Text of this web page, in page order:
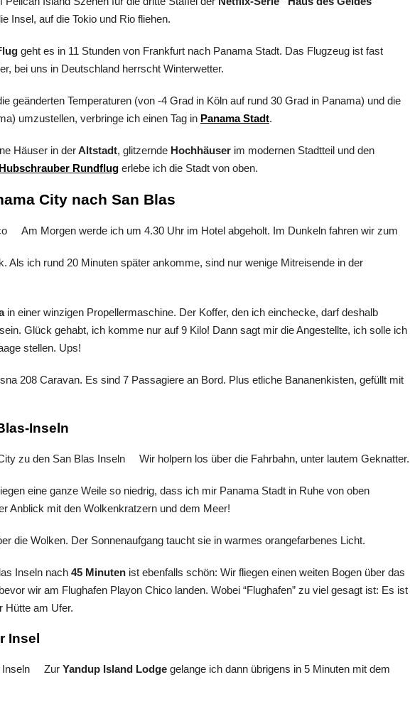
Insel, auf die Tokio und Rio fliehen.
geht es in 11 Stunden von Frankfurt nach Panama Stadt. Das Flugzeug ist fast
bei uns in Deutschland herrscht Winterwetter.
geänderten Temperaturen (von -4 Grad in Köln auf rund 30 Grad in Panama) und die
umzustellen, verbringe ich einen Tag in Panama Stadt.
Häuser in derAltstadt, glitzernde Hochhäuser im modernen Stadtteil und den
Hubschrauber Rundflug erlebe ich die Stadt von oben.
City nach San Blas
Am Morgen werde ich um 4.30 Uhr im Hotel abgeholt. Im Dunkeln fahren wir zum
Als ich rund 20 Minuten später ankomme, sind nur wenige Mitreisende in der
in einer winzigen Propellermaschine. Der Koffer, den ich einchecke, darf deshalb
Glück gehabt, ich komme nur auf 9 Kilo! Dann sagt mir die Angestellte, ich solle ich
stellen. Ups!
208 Caravan. Es sind 7 Passagiere an Bord. Plus etliche Bananenkisten, gefüllt mit
Inseln
Wir holpern los über die Fahrbahn, unter lautem Geknatter.
eine ganze Weile so niedrig, dass ich mir Panama Stadt in Ruhe von oben
Anblick mit den Wolkenkratzern und dem Meer!
die Wolken. Der Sonnenaufgang taucht sie in warmes orangefarbenes Licht.
Inseln nach 45 Minuten ist ebenfalls schön: Wir fliegen einen weiten Bogen über das
wir am Flughafen Playon Chico landen. Wobei “Flughafen” zu viel gesagt ist: Es ist
Hütte am Ufer.
Insel
Zur Yandup Island Lodge gelange ich dann übrigens in 5 Minuten mit dem